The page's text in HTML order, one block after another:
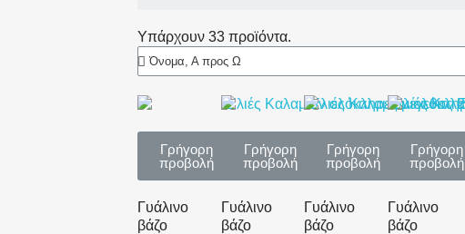
Υπάρχουν 33 προϊόντα.
Γρήγορη
προβολή
Γυάλινο
βάζο
Γρήγορη
προβολή
Γυάλινο
βάζο
Γρήγορη
προβολή
Γυάλινο
βάζο
Γρήγορη
προβολή
Γυάλινο
βάζο